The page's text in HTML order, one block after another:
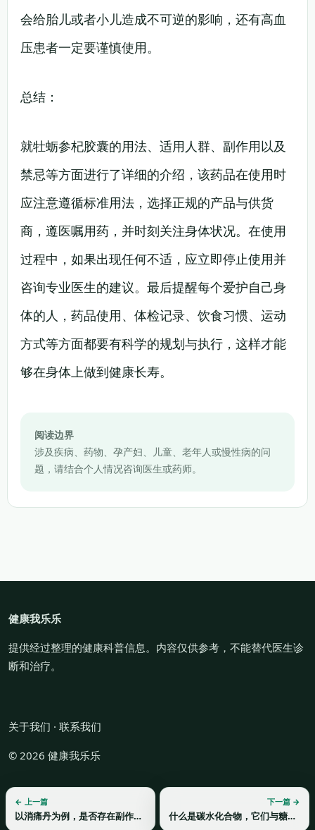
会给胎儿或者小儿造成不可逆的影响，还有高血
压患者一定要谨慎使用。
总结：
就牡蛎参杞胶囊的用法、适用人群、副作用以及
禁忌等方面进行了详细的介绍，该药品在使用时
应注意遵循标准用法，选择正规的产品与供货
商，遵医嘱用药，并时刻关注身体状况。在使用
过程中，如果出现任何不适，应立即停止使用并
咨询专业医生的建议。最后提醒每个爱护自己身
体的人，药品使用、体检记录、饮食习惯、运动
方式等方面都要有科学的规划与执行，这样才能
够在身体上做到健康长寿。
阅读边界
涉及疾病、药物、孕产妇、儿童、老年人或慢性病的问
题，请结合个人情况咨询医生或药师。
← 上一篇
以消痛丹为例，是否存在副作用？
下一篇 →
什么是碳水化合物，它们与糖的关系是什么？
健康我乐乐
提供经过整理的健康科普信息。内容仅供参考，不能替代医生诊
断和治疗。
关于我们 · 联系我们
© 2026 健康我乐乐